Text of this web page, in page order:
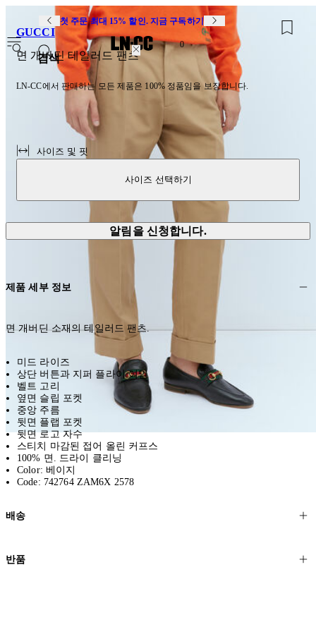
첫 주문 최대 15% 할인. 지금 구독하기
검색
0
GUCCI
면 개버딘 테일러드 팬츠
LN-CC에서 판매하는 모든 제품은 100% 정품임을 보장합니다.
사이즈 및 핏
사이즈 선택하기
알림을 신청합니다.
제품 세부 정보
면 개버딘 소재의 테일러드 팬츠.
미드 라이즈
상단 버튼과 지퍼 플라이 여밈
벨트 고리
옆면 슬립 포켓
중앙 주름
뒷면 플랩 포켓
뒷면 로고 자수
스티치 마감된 접어 올린 커프스
100% 면. 드라이 클리닝
Color: 베이지
Code: 742764 ZAM6X 2578
배송
고객님의 위치에 따라 일반 배송과 익스프레스 배송을 제공합니다.
반품